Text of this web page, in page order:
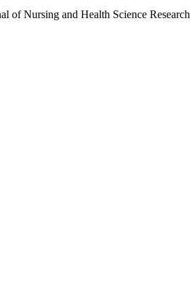
and Health Science Research